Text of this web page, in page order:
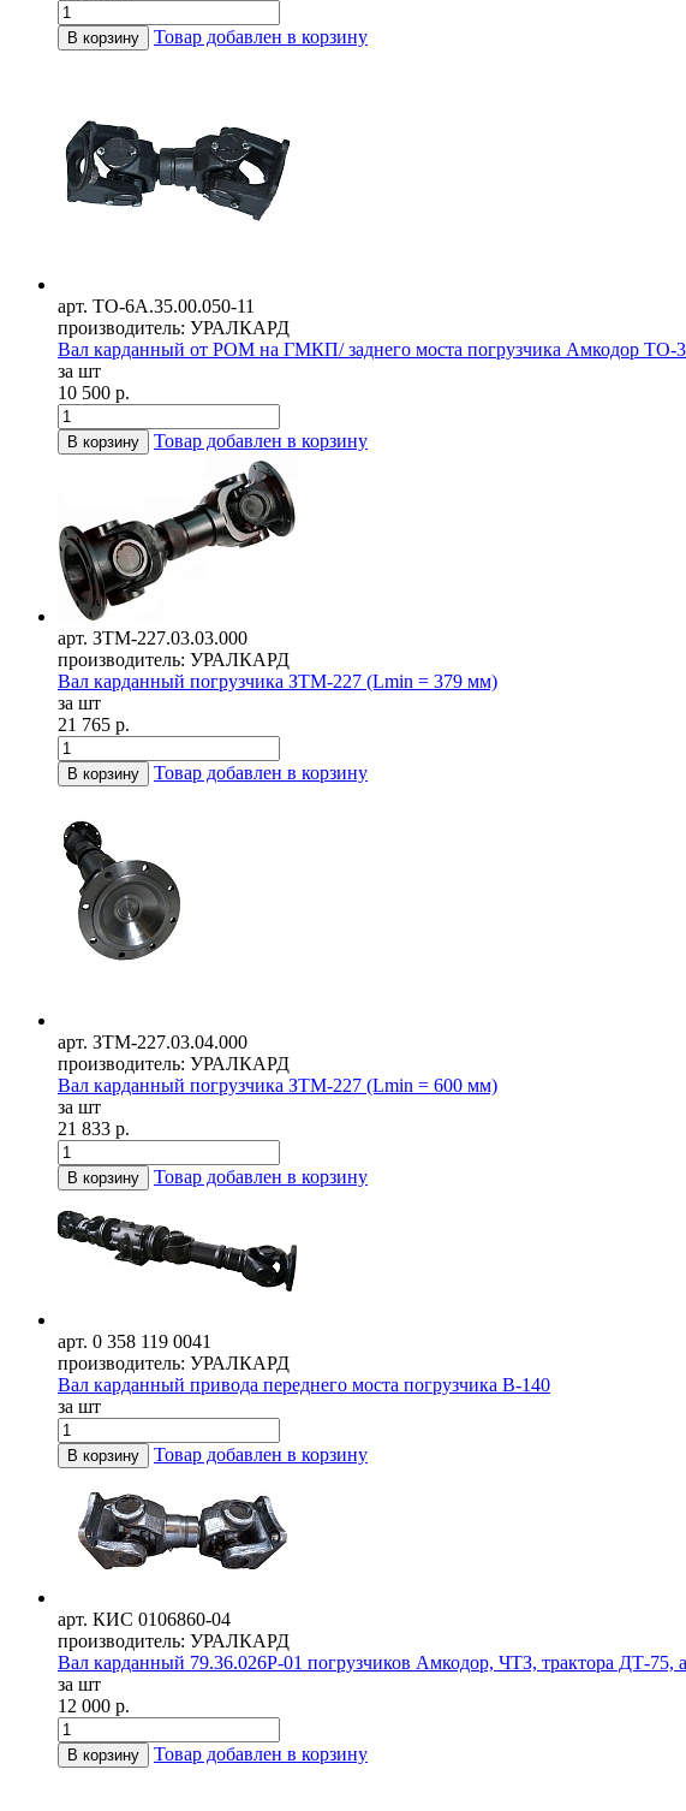
В корзину Товар добавлен в корзину
арт. ТО-6А.35.00.050-11
производитель: УРАЛКАРД
Вал карданный от РОМ на ГМКП/ заднего моста погрузчика Амкодор
за шт
10 500 р.
В корзину Товар добавлен в корзину
арт. ЗТМ-227.03.03.000
производитель: УРАЛКАРД
Вал карданный погрузчика ЗТМ-227 (Lmin = 379 мм)
за шт
21 765 р.
В корзину Товар добавлен в корзину
арт. ЗТМ-227.03.04.000
производитель: УРАЛКАРД
Вал карданный погрузчика ЗТМ-227 (Lmin = 600 мм)
за шт
21 833 р.
В корзину Товар добавлен в корзину
арт. 0 358 119 0041
производитель: УРАЛКАРД
Вал карданный привода переднего моста погрузчика В-140
за шт
В корзину Товар добавлен в корзину
арт. КИС 0106860-04
производитель: УРАЛКАРД
Вал карданный 79.36.026Р-01 погрузчиков Амкодор, ЧТЗ, трактора ДТ-75,
за шт
12 000 р.
В корзину Товар добавлен в корзину